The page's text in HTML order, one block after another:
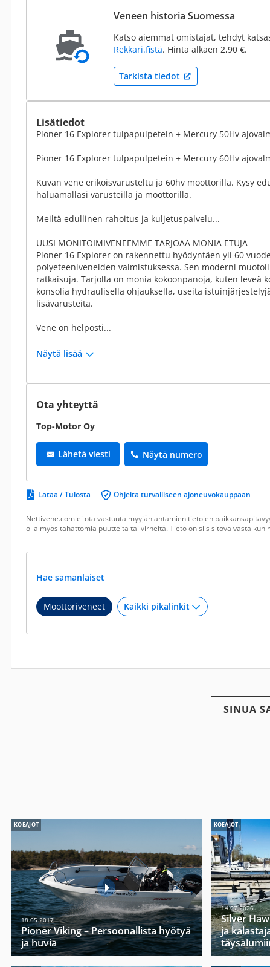
Veneen historia Suomessa
Katso aiemmat omistajat, tehdyt
Rekkari.fistä. Hinta alkaen 2,90 €.
Tarkista tiedot
Lisätiedot
Pioner 16 Explorer tulpapulpetein + Mercury 50Hv
Pioner 16 Explorer tulpapulpetein + Mercury 60Hv
Kuvan vene erikoisvarusteltu ja 60hv moottorilla. Kysy
haluamallasi varusteilla ja moottorilla.
Meiltä edullinen rahoitus ja kuljetuspalvelu...
UUSI MONITOIMIVENEEMME TARJOAA MONIA ETUJA
Pioner 16 Explorer on rakennettu hyödyntäen yli 60
polyeteeniveneiden valmistuksessa. Sen moderni
ratkaisuja. Tarjolla on monia kokoonpanoja, kuten leveä
konsolia hydraulisella ohjauksella, useita
lisävarusteita.
Vene on helposti...
Näytä lisää
Ota yhteyttä
Top-Motor Oy
Lähetä viesti Näytä numero
Lataa / Tulosta Ohjeita turvalliseen ajoneuvokauppaan
Nettivene.com ei ota vastuuta myyjän antamien tietojen
olla myös tahattomia puutteita tai virheitä. Tieto on siis sitova vasta kun
Hae samanlaiset
Moottoriveneet
SINUA
KOEAJOT
18.05.2017
Pioner Viking – Persoonallista hyötyä
ja huvia
KOEAJOT
14.07.2026
Silver
ja